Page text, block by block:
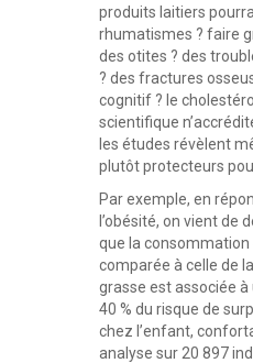
produits laitiers
rhumatismes ? faire
des otites ? des
? des fractures
cognitif ? le
scientifique
les études révèlent
plutôt protecteurs
Par exemple, en
l’obésité, on vient de
que la
comparée à celle de
grasse est associée
40 % du risque de
chez l’enfant,
analyse sur 20 897